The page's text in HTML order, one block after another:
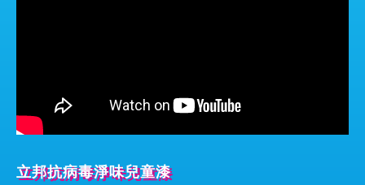
立邦抗病毒淨味兒童漆